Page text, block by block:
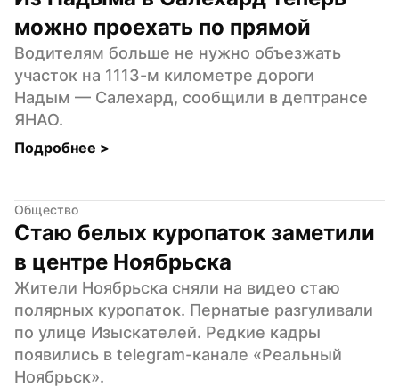
можно проехать по прямой
Водителям больше не нужно объезжать
участок на 1113-м километре дороги
Надым — Салехард, сообщили в дептрансе
ЯНАО.
Подробнее >
Общество
Стаю белых куропаток заметили
в центре Ноябрьска
Жители Ноябрьска сняли на видео стаю
полярных куропаток. Пернатые разгуливали
по улице Изыскателей. Редкие кадры
появились в telegram-канале «Реальный
Ноябрьск».